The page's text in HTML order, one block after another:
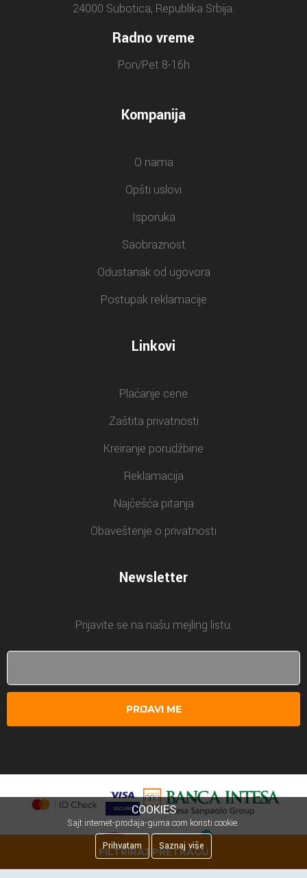
FILTRIRAJ PRETRAGU
24000 Subotica, Republika Srbija.
Radno vreme
Pon/Pet 8-16h
Kompanija
O nama
Opšti uslovi
Isporuka
Saobraznost
Odustanak od ugovora
Postupak reklamacije
Linkovi
Plaćanje cene
Zaštita privatnosti
Kreiranje porudžbine
Reklamacija
Najčešća pitanja
Obaveštenje o privatnosti
Newsletter
Prijavite se na našu mejling listu.
PRIJAVI ME
COOKIES
Sajt internet-prodaja-guma.com koristi cookie.
Prihvatam
Saznaj više